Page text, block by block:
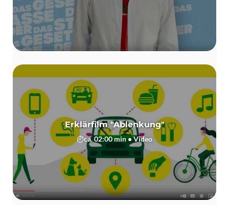
Erklärfilm "Ablenkung"
ca. 02:00 min • Video